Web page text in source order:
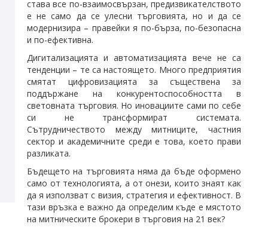
става все по-взаимосвързан, предизвикателството
е не само да се улесни търговията, но и да се
модернизира – правейки я по-бърза, по-безопасна
и по-ефективна.
Дигитализацията и автоматизацията вече не са
тенденции – те са настоящето. Много предприятия
смятат цифровизацията за съществена за
поддържане на конкурентоспособността в
световната търговия. Но иновациите сами по себе
си не трансформират системата.
Сътрудничеството между митниците, частния
сектор и академичните среди е това, което прави
разликата.
Бъдещето на търговията няма да бъде оформено
само от технологията, а от онези, които знаят как
да я използват с визия, стратегия и ефективност. В
тази връзка е важно да определим къде е мястото
на митническите брокери в търговия на 21 век?